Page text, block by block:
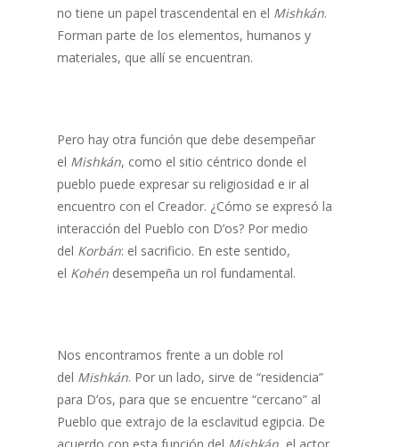
no tiene un papel trascendental en el Mishkán.
Forman parte de los elementos, humanos y
materiales, que allí se encuentran.
Pero hay otra función que debe desempeñar
el Mishkán, como el sitio céntrico donde el
pueblo puede expresar su religiosidad e ir al
encuentro con el Creador. ¿Cómo se expresó la
interacción del Pueblo con D’os? Por medio
del Korbán: el sacrificio. En este sentido,
el Kohén desempeña un rol fundamental.
Nos encontramos frente a un doble rol
del Mishkán. Por un lado, sirve de “residencia”
para D’os, para que se encuentre “cercano” al
Pueblo que extrajo de la esclavitud egipcia. De